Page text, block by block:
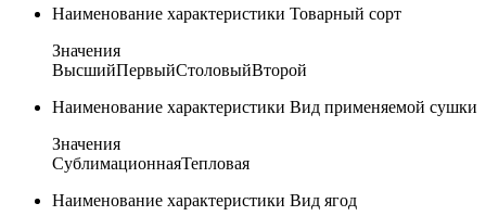
Наименование характеристики Товарный сорт
Значения
ВысшийПервыйСтоловыйВторой
Наименование характеристики Вид применяемой сушки
Значения
СублимационнаяТепловая
Наименование характеристики Вид ягод